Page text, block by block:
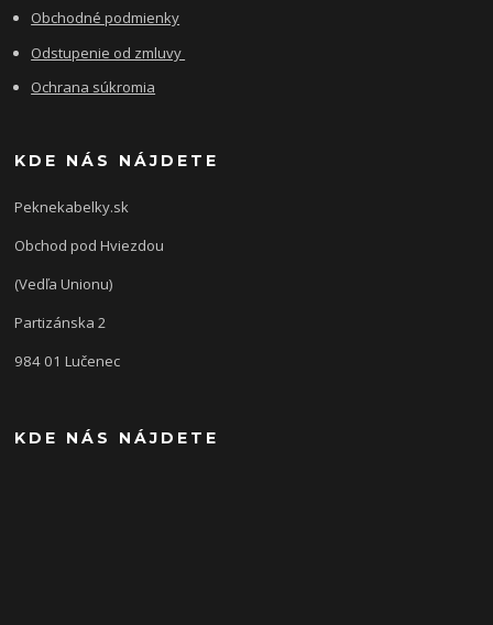
Obchodné podmienky
Odstupenie od zmluvy
Ochrana súkromia
KDE NÁS NÁJDETE
Peknekabelky.sk
Obchod pod Hviezdou
(Vedľa Unionu)
Partizánska 2
984 01 Lučenec
KDE NÁS NÁJDETE